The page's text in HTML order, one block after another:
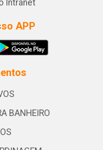
Intranet
APP
BANHEIRO